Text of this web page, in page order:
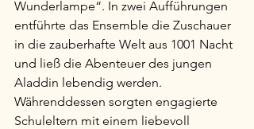
Wunderlampe“. In zwei Aufführungen
entführte das Ensemble die Zuschauer
in die zauberhafte Welt aus 1001 Nacht
und ließ die Abenteuer des jungen
Aladdin lebendig werden.
Währenddessen sorgten engagierte
Schuleltern mit einem liebevoll